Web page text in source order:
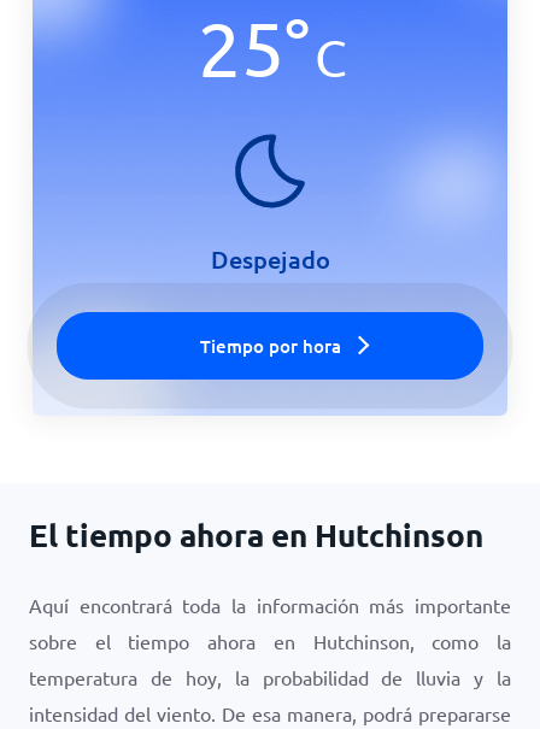
25°C
Despejado
Tiempo por hora
El tiempo ahora en Hutchinson
Aquí encontrará toda la información más importante
sobre el tiempo ahora en Hutchinson, como la
temperatura de hoy, la probabilidad de lluvia y la
intensidad del viento. De esa manera, podrá prepararse